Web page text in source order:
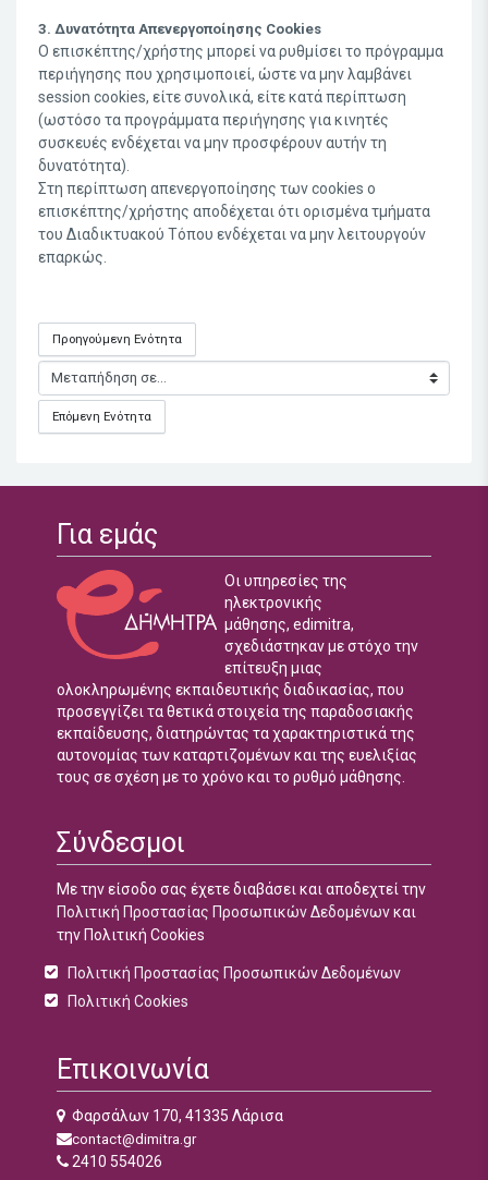
3. Δυνατότητα Απενεργοποίησης Cookies
O επισκέπτης/χρήστης μπορεί να ρυθμίσει το πρόγραμμα
περιήγησης που χρησιμοποιεί, ώστε να μην λαμβάνει
session cookies, είτε συνολικά, είτε κατά περίπτωση
(ωστόσο τα προγράμματα περιήγησης για κινητές
συσκευές ενδέχεται να μην προσφέρουν αυτήν τη
δυνατότητα).
Στη περίπτωση απενεργοποίησης των cookies ο
επισκέπτης/χρήστης αποδέχεται ότι ορισμένα τμήματα
του Διαδικτυακού Τόπου ενδέχεται να μην λειτουργούν
επαρκώς.
Προηγούμενη Ενότητα
Μεταπήδηση σε...
Επόμενη Ενότητα
Για εμάς
Οι υπηρεσίες της
ηλεκτρονικής
μάθησης, edimitra,
σχεδιάστηκαν με στόχο την
επίτευξη μιας
ολοκληρωμένης εκπαιδευτικής διαδικασίας, που
προσεγγίζει τα θετικά στοιχεία της παραδοσιακής
εκπαίδευσης, διατηρώντας τα χαρακτηριστικά της
αυτονομίας των καταρτιζομένων και της ευελιξίας
τους σε σχέση με το χρόνο και το ρυθμό μάθησης.
Σύνδεσμοι
Με την είσοδο σας έχετε διαβάσει και αποδεχτεί την
Πολιτική Προστασίας Προσωπικών Δεδομένωνκαι
την Πολιτική Cookies
Πολιτική Προστασίας Προσωπικών Δεδομένων
Πολιτική Cookies
Επικοινωνία
Φαρσάλων 170, 41335 Λάρισα
contact@dimitra.gr
2410 554026